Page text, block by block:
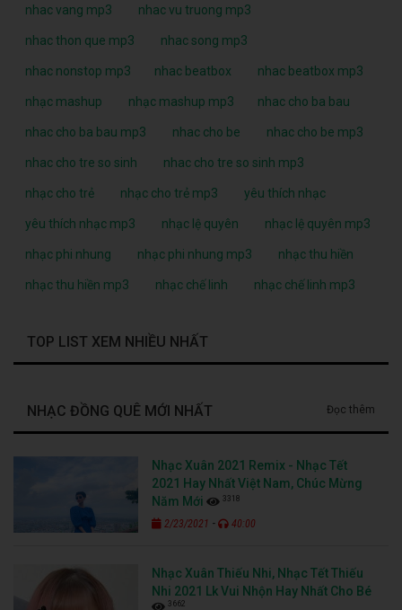
nhac vang mp3 nhac vu truong mp3
nhac thon que mp3 nhac song mp3
nhac nonstop mp3 nhac beatbox nhac beatbox mp3
nhạc mashup nhạc mashup mp3 nhac cho ba bau
nhac cho ba bau mp3 nhac cho be nhac cho be mp3
nhac cho tre so sinh nhac cho tre so sinh mp3
nhạc cho trẻ nhạc cho trẻ mp3 yêu thích nhạc
yêu thích nhạc mp3 nhạc lệ quyên nhạc lệ quyên mp3
nhạc phi nhung nhạc phi nhung mp3 nhạc thu hiền
nhạc thu hiền mp3 nhạc chế linh nhạc chế linh mp3
TOP LIST XEM NHIỀU NHẤT
NHẠC ĐỒNG QUÊ MỚI NHẤT Đọc thêm
Nhạc Xuân 2021 Remix - Nhạc Tết
2021 Hay Nhất Việt Nam, Chúc Mừng
Năm Mới
3318
2/23/2021 - 40:00
Nhạc Xuân Thiếu Nhi, Nhạc Tết Thiếu
Nhi 2021 Lk Vui Nhộn Hay Nhất Cho Bé
3662